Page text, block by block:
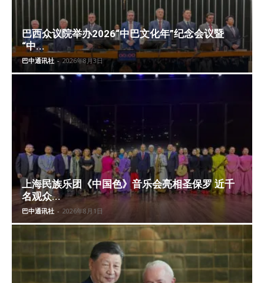
巴西众议院举办2026“中巴文化年”纪念会议暨
“中...
巴中通讯社 - 2026年8月3日
上海民族乐团《中国色》音乐会亮相圣保罗 近千
名观众...
巴中通讯社 - 2026年8月1日